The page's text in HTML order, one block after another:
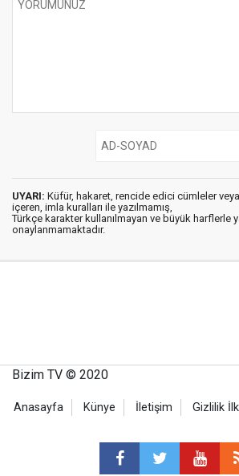
UYARI: Küfür, hakaret, rencide edici cümleler
içeren, imla kuralları ile yazılmamış,
Türkçe karakter kullanılmayan ve büyük harflerle
onaylanmamaktadır.
Bizim TV © 2020
Anasayfa Künye İletişim Gizlilik